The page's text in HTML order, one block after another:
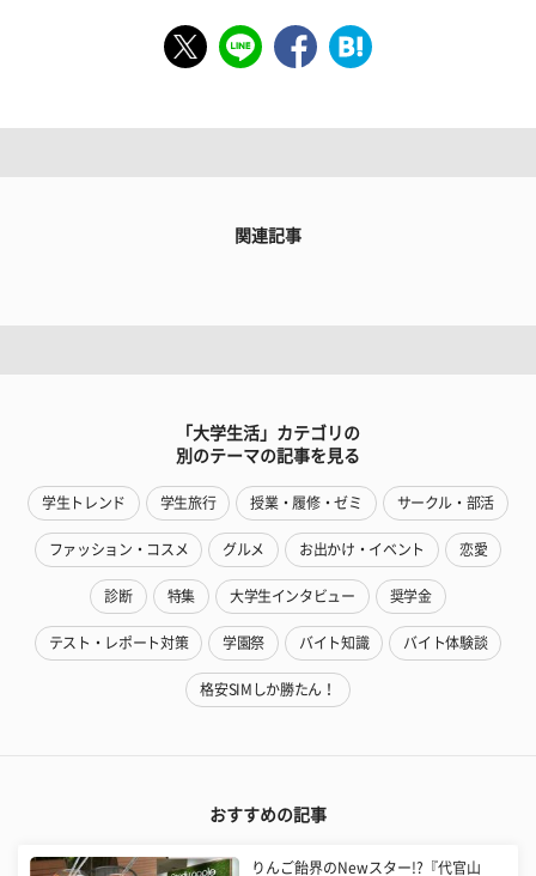
関連記事
「大学生活」カテゴリの
別のテーマの記事を見る
学生トレンド 学生旅行 授業・履修・ゼミ サークル・部活
ファッション・コスメ グルメ お出かけ・イベント 恋愛
診断 特集 大学生インタビュー 奨学金
テスト・レポート対策 学園祭 バイト知識 バイト体験談
格安SIMしか勝たん！
おすすめの記事
りんご飴界のNewスター!?『代官山